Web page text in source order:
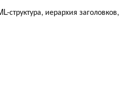
иерархия заголовков,